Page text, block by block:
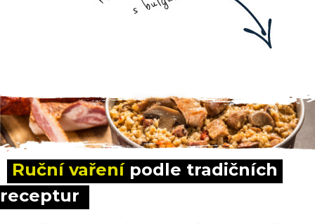
Ruční vaření podle tradičních
receptur